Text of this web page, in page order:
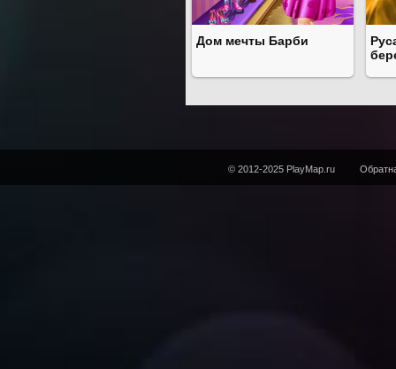
Дом мечты Барби
© 2012-2025 PlayMap.ru